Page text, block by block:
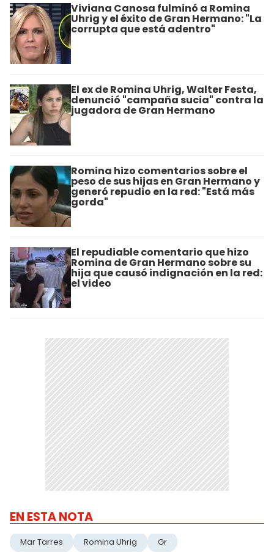
Viviana Canosa fulminó a Romina
Uhrig y el éxito de Gran Hermano: "La
corrupta que está adentro"
El ex de Romina Uhrig, Walter Festa,
denunció "campaña sucia" contra la
jugadora de Gran Hermano
Romina hizo comentarios sobre el
peso de sus hijas en Gran Hermano y
generó repudio en la red: "Está más
gorda"
El repudiable comentario que hizo
Romina de Gran Hermano sobre su
hija que causó indignación en la red:
el video
EN ESTA NOTA
Mar Tarres Romina Uhrig Gr